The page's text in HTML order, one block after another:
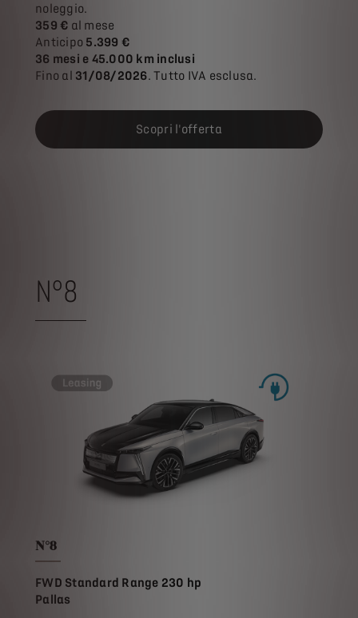
noleggio.
359 € al mese
Anticipo 5.399 €
36 mesi e 45.000 km inclusi
Fino al 31/08/2026. Tutto IVA esclusa.
Scopri l'offerta
N°8
N°8
FWD Standard Range 230 hp
Pallas